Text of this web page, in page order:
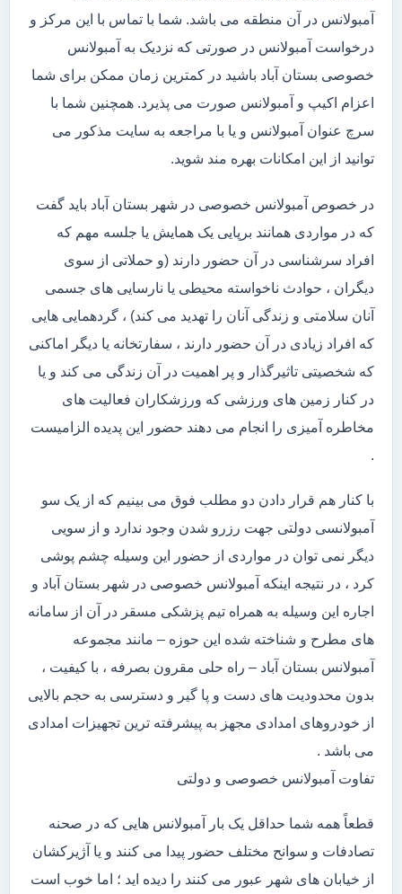
آمبولانس در آن منطقه می باشد. شما با تماس با این مرکز و
درخواست آمبولانس در صورتی که نزدیک به آمبولانس
خصوصی بستان آباد باشید در کمترین زمان ممکن برای شما
اعزام اکیپ و آمبولانس صورت می پذیرد. همچنین شما با
سرچ عنوان آمبولانس و یا با مراجعه به سایت مذکور می
توانید از این امکانات بهره مند شوید.
در خصوص آمبولانس خصوصی در شهر بستان آباد باید گفت
که در مواردی همانند برپایی یک همایش یا جلسه مهم که
افراد سرشناسی در آن حضور دارند (و حملاتی از سوی
دیگران ، حوادث ناخواسته محیطی یا نارسایی های جسمی
آنان سلامتی و زندگی آنان را تهدید می کند) ، گردهمایی هایی
که افراد زیادی در آن حضور دارند ، سفارتخانه یا دیگر اماکنی
که شخصیتی تاثیرگذار و پر اهمیت در آن زندگی می کند و یا
در کنار زمین های ورزشی که ورزشکاران فعالیت های
مخاطره آمیزی را انجام می دهند حضور این پدیده الزامیست
.
با کنار هم قرار دادن دو مطلب فوق می بینیم که از یک سو
آمبولانسی دولتی جهت رزرو شدن وجود ندارد و از سویی
دیگر نمی توان در مواردی از حضور این وسیله چشم پوشی
کرد ، در نتیجه اینکه آمبولانس خصوصی در شهر بستان آباد و
اجاره این وسیله به همراه تیم پزشکی مسقر در آن از سامانه
های مطرح و شناخته شده این حوزه – مانند مجموعه
آمبولانس بستان آباد – راه حلی مقرون بصرفه ، با کیفیت ،
بدون محدودیت های دست و پا گیر و دسترسی به حجم بالایی
از خودروهای امدادی مجهز به پیشرفته ترین تجهیزات امدادی
می باشد .
تفاوت آمبولانس خصوصی و دولتی
قطعاً همه شما حداقل یک بار آمبولانس هایی که در صحنه
تصادفات و سوانح مختلف حضور پیدا می کنند و یا آژیرکشان
از خیابان های شهر عبور می کنند را دیده اید ؛ اما خوب است